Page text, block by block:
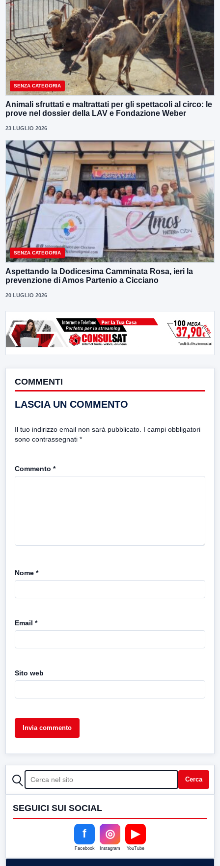
SENZA CATEGORIA
Animali sfruttati e maltrattati per gli spettacoli al circo: le
prove nel dossier della LAV e Fondazione Weber
23 LUGLIO 2026
SENZA CATEGORIA
Aspettando la Dodicesima Camminata Rosa, ieri la
prevenzione di Amos Partenio a Cicciano
20 LUGLIO 2026
COMMENTI
LASCIA UN COMMENTO
Il tuo indirizzo email non sarà pubblicato. I campi obbligatori
sono contrassegnati *
Commento *
Nome *
Email *
Sito web
CERCA Cerca
SEGUICI SUI SOCIAL
f
Facebook
◎
Instagram
▶
YouTube